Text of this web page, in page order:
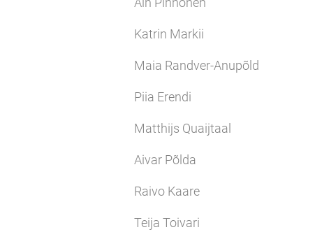
Katrin Markii
Maia Randver-Anupõld
Piia Erendi
Matthijs Quaijtaal
Aivar Põlda
Raivo Kaare
Teija Toivari